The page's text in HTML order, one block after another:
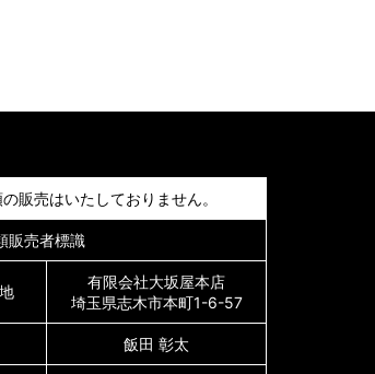
販売はいたしておりません。
販売者標識
有限会社大坂屋本店
埼玉県志木市本町1-6-57
飯田 彰太